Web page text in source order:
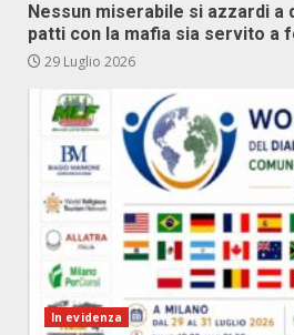
Nessun miserabile si azzardi a
patti con la mafia sia servito a
29 Luglio 2026
In evidenza